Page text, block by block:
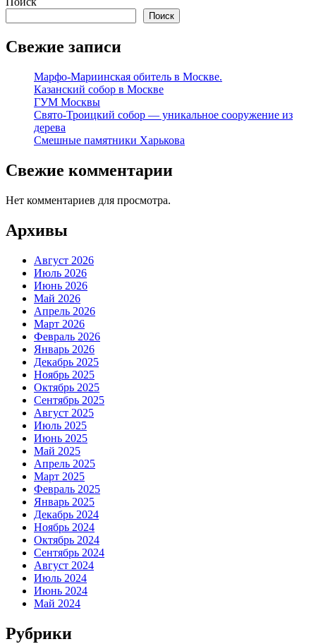
Поиск
Свежие записи
Марфо-Мариинская обитель в Москве.
Казанский собор в Москве
ГУМ Москвы
Свято-Троицкий собор — уникальное сооружение из
дерева
Смешные памятники Харькова
Свежие комментарии
Нет комментариев для просмотра.
Архивы
Август 2026
Июль 2026
Июнь 2026
Май 2026
Апрель 2026
Март 2026
Февраль 2026
Январь 2026
Декабрь 2025
Ноябрь 2025
Октябрь 2025
Сентябрь 2025
Август 2025
Июль 2025
Июнь 2025
Май 2025
Апрель 2025
Март 2025
Февраль 2025
Январь 2025
Декабрь 2024
Ноябрь 2024
Октябрь 2024
Сентябрь 2024
Август 2024
Июль 2024
Июнь 2024
Май 2024
Рубрики